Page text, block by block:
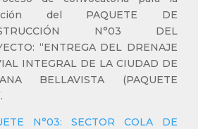
del PAQUETE DE
N°03 DEL
“ENTREGA DEL DRENAJE
INTEGRAL DE LA CIUDAD DE
BELLAVISTA (PAQUETE
N°03: SECTOR COLA DE